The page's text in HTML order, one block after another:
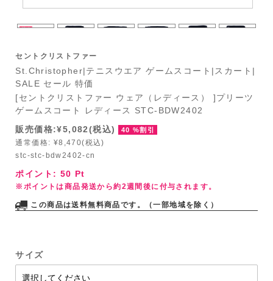
セントクリストファー
St.Christopher|テニスウエア ゲームスコート|スカート|
SALE セール 特価
[セントクリストファー ウェア（レディース） ]プリーツ
ゲームスコート レディース STC-BDW2402
販売価格:¥5,082(税込)
40 %割引
通常価格: ¥8,470(税込)
stc-stc-bdw2402-cn
ポイント: 50 Pt
※ポイントは商品発送から約2週間後に付与されます。
この商品は送料無料商品です。（一部地域を除く）
サイズ